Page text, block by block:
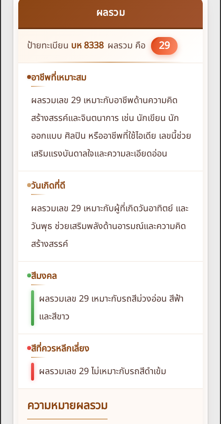
ผลรวม
ป้ายทะเบียน บห 8338 ผลรวม คือ 29
อาชีพที่เหมาะสม
ผลรวมเลข 29 เหมาะกับอาชีพด้านความคิด
สร้างสรรค์และจินตนาการ เช่น นักเขียน นัก
ออกแบบ ศิลปิน หรืออาชีพที่ใช้ไอเดีย เลขนี้ช่วย
เสริมแรงบันดาลใจและความละเอียดอ่อน
วันเกิดที่ดี
ผลรวมเลข 29 เหมาะกับผู้ที่เกิดวันอาทิตย์ และ
วันพุธ ช่วยเสริมพลังด้านอารมณ์และความคิด
สร้างสรรค์
สีมงคล
ผลรวมเลข 29 เหมาะกับรถสีม่วงอ่อน สีฟ้า
และสีขาว
สีที่ควรหลีกเลี่ยง
ผลรวมเลข 29 ไม่เหมาะกับรถสีดำเข้ม
ความหมายผลรวม